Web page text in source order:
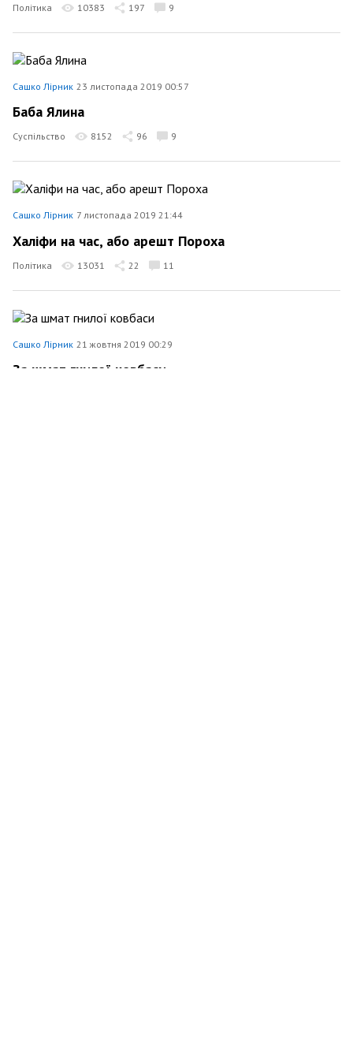
Політика 10383 197 9
Сашко Лірник 23 листопада 2019 00:57
Баба Ялина
Суспільство 8152 96 9
Сашко Лірник 7 листопада 2019 21:44
Халіфи на час, або арешт Пороха
Політика 13031 22 11
Сашко Лірник 21 жовтня 2019 00:29
За шмат гнилої ковбаси